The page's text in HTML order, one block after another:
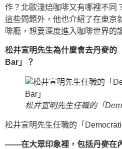
作？北歐淺焙咖啡又有哪裡不同
這些問題外，他也介紹了在東京
啡廳，想要深度進入咖啡世界的
松井宣明先生為什麼會去丹麥
Bar」？
松井宣明先生任職的「
松井宣明先生任職的「
——在大眾印象裡，包括丹麥在